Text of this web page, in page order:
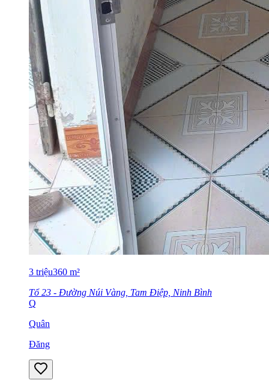
3 triệu360 m²
Tổ 23 - Đường Núi Vàng, Tam Điệp, Ninh Bình
Q
Quân
Đăng